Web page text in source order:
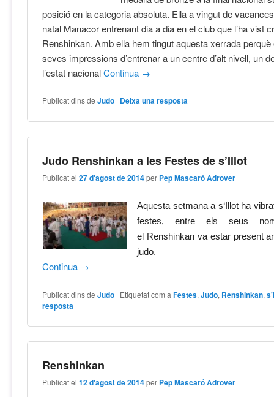
posició en la categoria absoluta. Ella a vingut de
natal Manacor entrenant dia a dia en el club que l’ha vist
Renshinkan. Amb ella hem tingut aquesta xerrada
seves impressions d’entrenar a un centre d’alt nivell, un
l’estat nacionalContinua →
Publicat dins de Judo | Deixa una resposta
Judo Renshinkan a les Festes de s’Illot
Publicat el27 d'agost de 2014 per Pep Mascaró Adrover
Aquesta setmana a s‘Illot ha
festes,entre els seus
el Renshinkanva estar present
judo.
Continua →
Publicat dins de Judo | Etiquetat com a Festes,Judo, Renshinkan,
resposta
Renshinkan
Publicat el12 d'agost de 2014 per Pep Mascaró Adrover